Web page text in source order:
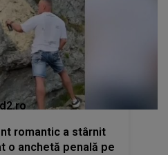
romantic a stârnit
o anchetă penală pe